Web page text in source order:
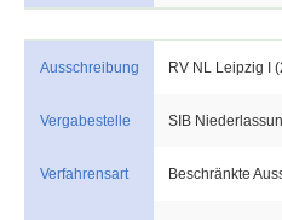
Ausschreibung RV NL Leipzig I
Vergabestelle SIB
Verfahrensart Beschränkte